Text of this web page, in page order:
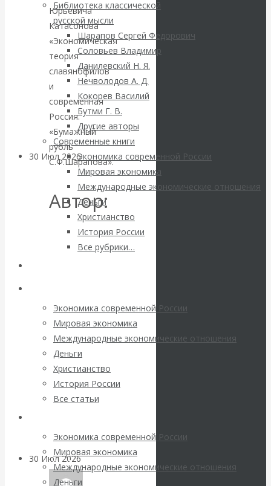
Библиотека классической
русской мысли
Шарапов Сергей Федорович
Соловьев Владимир
Данилевский Н. Я.
Нечволодов А. Д.
Кокорев Василий
Бутми Г. В.
Другие авторы
Современные книги
Экономика современной России
Мировая экономика
Международные экономические отношения
Деньги
Христианство
История России
Все рубрики…
Экономика современной России
Мировая экономика
Международные экономические отношения
Деньги
Христианство
История России
Все статьи
Экономика современной России
Мировая экономика
Международные экономические отношения
Деньги
ВАлентин
Катасонов.
Саммит НАТО в
Турции: Drang
nach Osten
30 Июл 2026Банки
Валентин
Катасонов. Кто
определяет
финансовых
рынках?
Минфины хотят
быть главнее
30 Июл 2026Цифровая
экономика
Юрьевича
Катасонова
«Экономическая
теория
славянофилов
и
современная
Россия.
«Бумажный
рубль
С.Ф.Шарапова».
Автор:
Катасонов
Юрьевич
Все
посты
автора:
Катасонов
Валентин
→
Вернуться
назад